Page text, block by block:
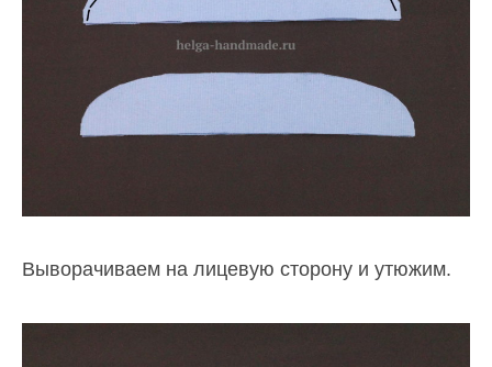
Выворачиваем на лицевую сторону и утюжим.